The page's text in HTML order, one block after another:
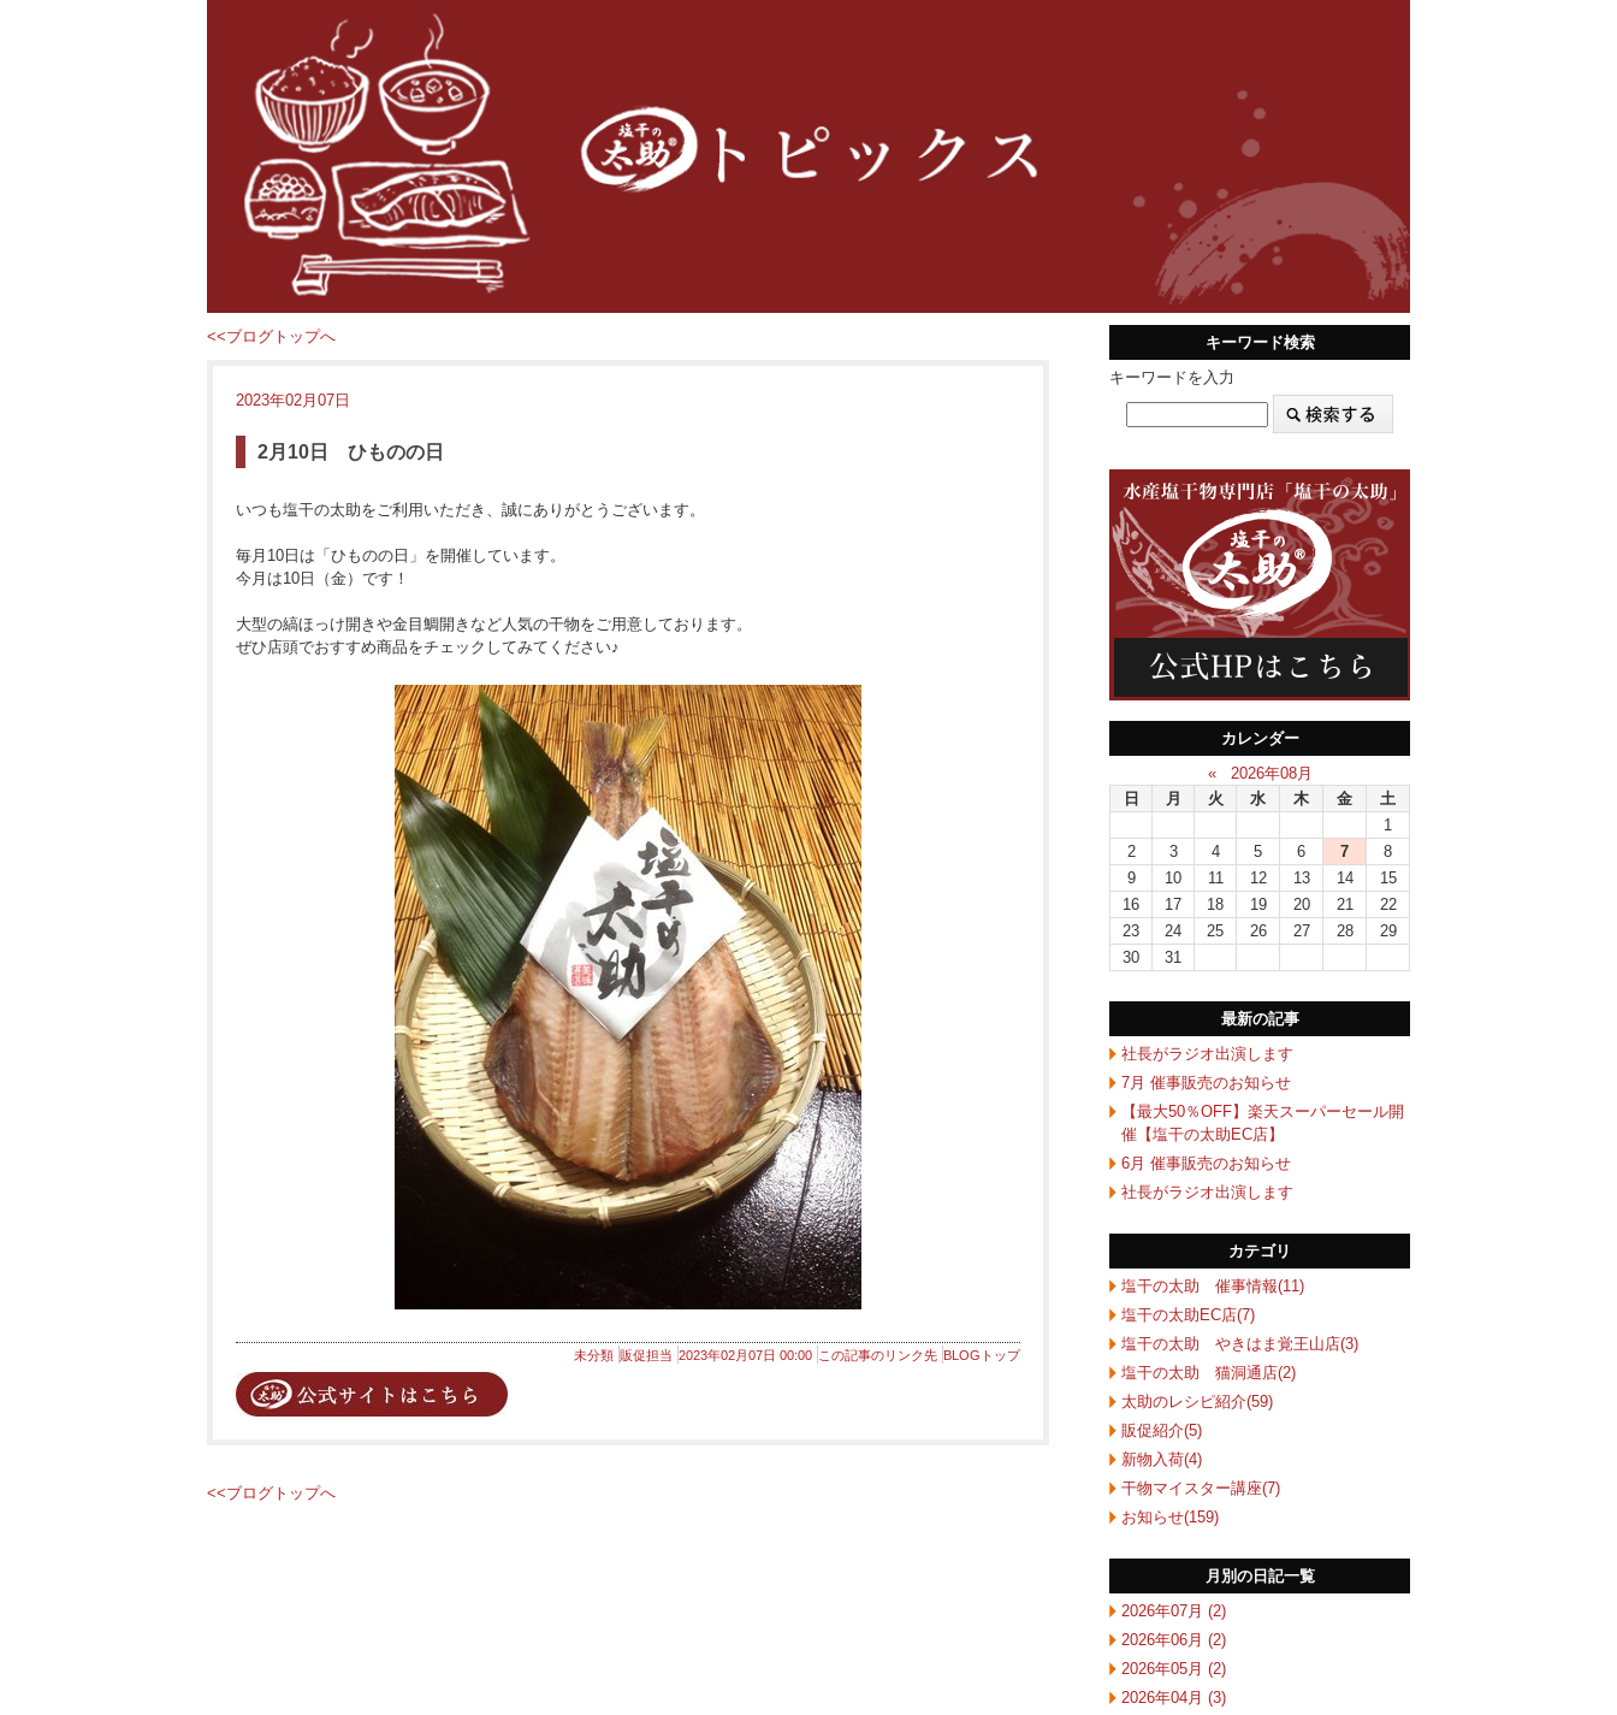
<<ブログトップへ
2023年02月07日
2月10日 ひものの日
いつも塩干の太助をご利用いただき、誠にありがとうございます。
毎月10日は「ひものの日」を開催しています。
今月は10日（金）です！
大型の縞ほっけ開きや金目鯛開きなど人気の干物をご用意しております。
ぜひ店頭でおすすめ商品をチェックしてみてください♪
未分類 販促担当 2023年02月07日 00:00 この記事のリンク先 BLOGトップ
<<ブログトップへ
キーワード検索
キーワードを入力
カレンダー
«
2026年08月
日
月 火 水 木 金
土
1
2
3 4 5 6 7
8
9
10 11 12 13 14
15
16
17 18 19 20 21
22
23
24 25 26 27 28
29
30
31
最新の記事
社長がラジオ出演します
7月 催事販売のお知らせ
【最大50％OFF】楽天スーパーセール開
催【塩干の太助EC店】
6月 催事販売のお知らせ
社長がラジオ出演します
カテゴリ
塩干の太助 催事情報(11)
塩干の太助EC店(7)
塩干の太助 やきはま覚王山店(3)
塩干の太助 猫洞通店(2)
太助のレシピ紹介(59)
販促紹介(5)
新物入荷(4)
干物マイスター講座(7)
お知らせ(159)
月別の日記一覧
2026年07月 (2)
2026年06月 (2)
2026年05月 (2)
2026年04月 (3)